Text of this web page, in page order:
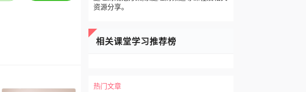
资源分享。
相关课堂学习推荐榜
热门文章